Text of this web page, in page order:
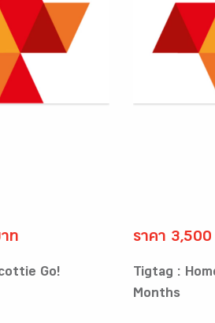
ท
Go!
ราคา 3,500
Tigtag :
Months